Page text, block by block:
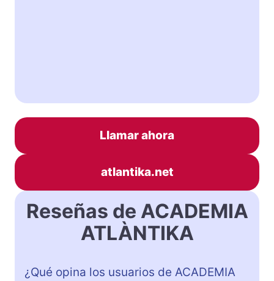
Llamar ahora
atlantika.net
Reseñas de ACADEMIA
ATLÀNTIKA
¿Qué opina los usuarios de ACADEMIA